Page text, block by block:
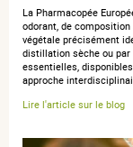
anonymous a.
02 août 2020
5 / 5
Rien à dire
La Pharmacopée
odorant, de
végétale précisément
distillation sèche ou par
essentielles,
approche
Lire l'article sur le blog